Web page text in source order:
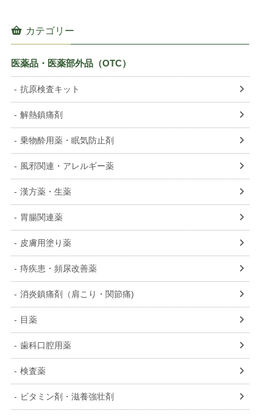
カテゴリー
医薬品・医薬部外品（OTC）
抗原検査キット
解熱鎮痛剤
乗物酔用薬・眠気防止剤
風邪関連・アレルギー薬
漢方薬・生薬
胃腸関連薬
皮膚用塗り薬
痔疾患・頻尿改善薬
消炎鎮痛剤（肩こり・関節痛)
目薬
歯科口腔用薬
検査薬
ビタミン剤・滋養強壮剤